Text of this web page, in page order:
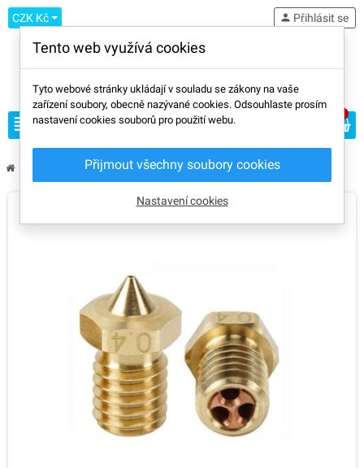
CZK Kč
view_headline
person Přihlásit se
Příslušenstvíchevron_rightTrysky chevron_right E3D V6 vysokoprůtoková mosazná tryska
Tento web využívá cookies
Tyto webové stránky ukládají v souladu se zákony na vaše
zařízení soubory, obecně nazývané cookies. Odsouhlaste prosím
nastavení cookies souborů pro použití webu.
Přijmout všechny soubory cookies
Nastavení cookies